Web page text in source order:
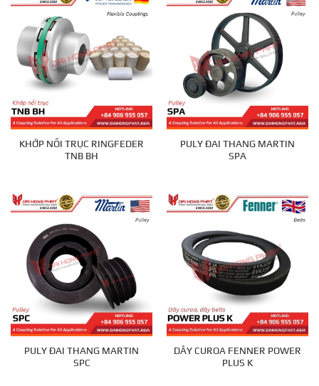
KHỚP NỐI TRỤC RINGFEDER
TNB BH
PULY ĐAI THANG MARTIN
SPA
PULY ĐAI THANG MARTIN
SPC
DÂY CUROA FENNER POWER
PLUS K